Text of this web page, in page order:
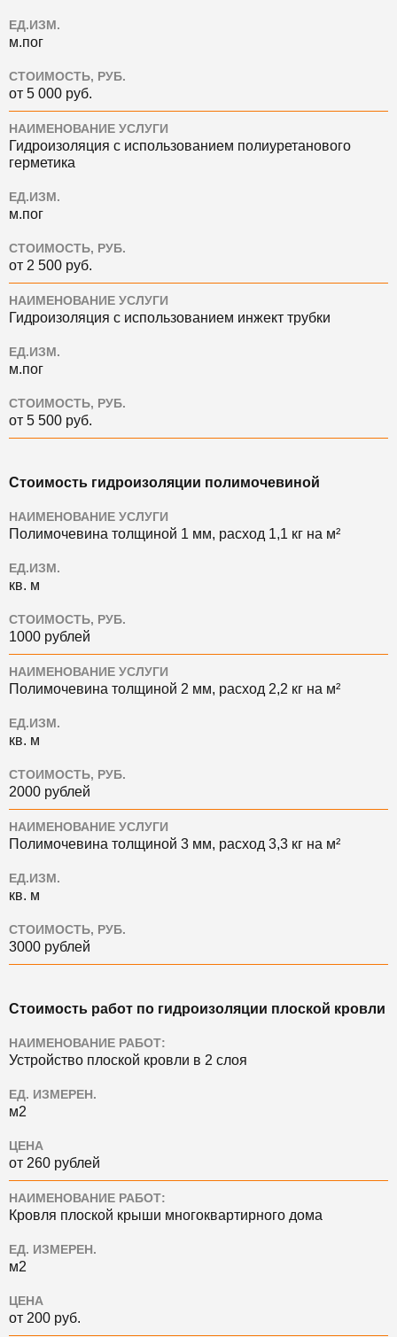
ЕД.ИЗМ.
м.пог
СТОИМОСТЬ, РУБ.
от 5 000 руб.
НАИМЕНОВАНИЕ УСЛУГИ
Гидроизоляция с использованием полиуретанового
герметика
ЕД.ИЗМ.
м.пог
СТОИМОСТЬ, РУБ.
от 2 500 руб.
НАИМЕНОВАНИЕ УСЛУГИ
Гидроизоляция с использованием инжект трубки
ЕД.ИЗМ.
м.пог
СТОИМОСТЬ, РУБ.
от 5 500 руб.
Стоимость гидроизоляции полимочевиной
НАИМЕНОВАНИЕ УСЛУГИ
Полимочевина толщиной 1 мм, расход 1,1 кг на м²
ЕД.ИЗМ.
кв. м
СТОИМОСТЬ, РУБ.
1000 рублей
НАИМЕНОВАНИЕ УСЛУГИ
Полимочевина толщиной 2 мм, расход 2,2 кг на м²
ЕД.ИЗМ.
кв. м
СТОИМОСТЬ, РУБ.
2000 рублей
НАИМЕНОВАНИЕ УСЛУГИ
Полимочевина толщиной 3 мм, расход 3,3 кг на м²
ЕД.ИЗМ.
кв. м
СТОИМОСТЬ, РУБ.
3000 рублей
Стоимость работ по гидроизоляции плоской кровли
НАИМЕНОВАНИЕ РАБОТ:
Устройство плоской кровли в 2 слоя
ЕД. ИЗМЕРЕН.
м2
ЦЕНА
от 260 рублей
НАИМЕНОВАНИЕ РАБОТ:
Кровля плоской крыши многоквартирного дома
ЕД. ИЗМЕРЕН.
м2
ЦЕНА
от 200 руб.